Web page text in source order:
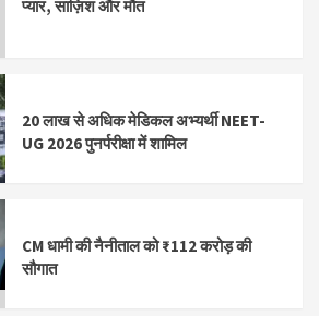
प्यार, साज़िश और मौत
20 लाख से अधिक मेडिकल अभ्यर्थी NEET-
UG 2026 पुनर्परीक्षा में शामिल
CM धामी की नैनीताल को ₹112 करोड़ की
सौगात